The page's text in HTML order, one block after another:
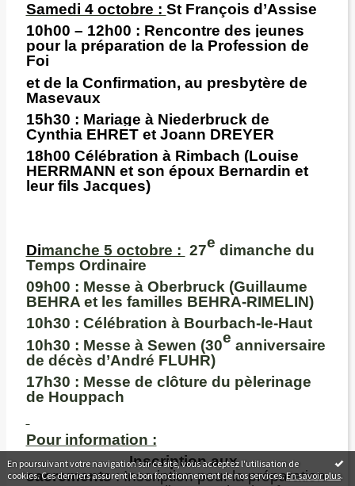
En poursuivant votre navigation sur ce site, vous acceptez l'utilisation de
cookies. Ces derniers assurent le bon fonctionnement de nos services.En savoir plus.
Samedi 4 octobre : St François d’Assise
10h00 – 12h00 : Rencontre des jeunes
pour la préparation de la Profession de
Foi
et de la Confirmation, au presbytère de
Masevaux
15h30 : Mariage à Niederbruck de
Cynthia EHRET et Joann DREYER
18h00 Célébration à Rimbach (Louise
HERRMANN et son époux Bernardin et
leur fils Jacques)
Dimanche 5 octobre : 27e dimanche du
Temps Ordinaire
09h00 : Messe à Oberbruck (Guillaume
BEHRA et les familles BEHRA-RIMELIN)
10h30 : Célébration à Bourbach-le-Haut
10h30 : Messe à Sewen (30e anniversaire
de décès d’André FLUHR)
17h30 : Messe de clôture du pèlerinage
de Houppach
Pour information :
Inscription aux
sacrements: Inscription pour la préparation